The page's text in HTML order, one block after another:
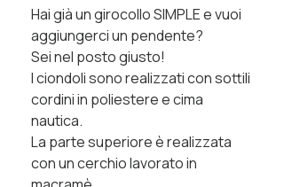
Hai già un girocollo SIMPLE e vuoi
aggiungerci un pendente?
Sei nel posto giusto!
I ciondoli sono realizzati con sottili
cordini in poliestere e cima
nautica.
La parte superiore è realizzata
con un cerchio lavorato in